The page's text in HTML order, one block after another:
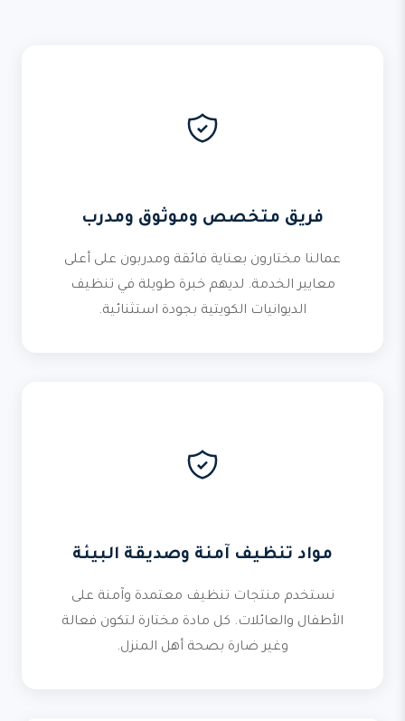
فريق متخصص وموثوق ومدرب
عمالنا مختارون بعناية فائقة ومدربون على أعلى
معايير الخدمة. لديهم خبرة طويلة في تنظيف
الديوانيات الكويتية بجودة استثنائية.
مواد تنظيف آمنة وصديقة البيئة
نستخدم منتجات تنظيف معتمدة وآمنة على
الأطفال والعائلات. كل مادة مختارة لتكون فعالة
وغير ضارة بصحة أهل المنزل.